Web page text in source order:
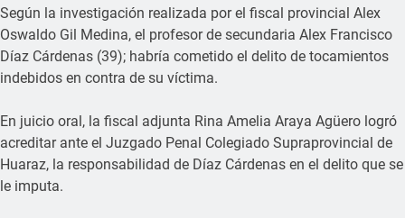
Según la investigación realizada por el fiscal provincial Alex
Oswaldo Gil Medina, el profesor de secundaria Alex Francisco
Díaz Cárdenas (39); habría cometido el delito de tocamientos
indebidos en contra de su víctima.
En juicio oral, la fiscal adjunta Rina Amelia Araya Agüero logró
acreditar ante el Juzgado Penal Colegiado Supraprovincial de
Huaraz, la responsabilidad de Díaz Cárdenas en el delito que se
le imputa.